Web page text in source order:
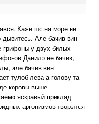
Каже шо на море не
Але бачив вин
грифоны у двух билых
Данило не бачив,
але бачив вин
тулоб лева а голову та
коровы выше.
яскравый приклад
аргонизмов творытся